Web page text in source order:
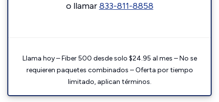
o llamar833-811-8858
Llama hoy – Fiber 500 desde solo $24.95 al mes – No se
requieren paquetes combinados – Oferta por tiempo
limitado, aplican términos.